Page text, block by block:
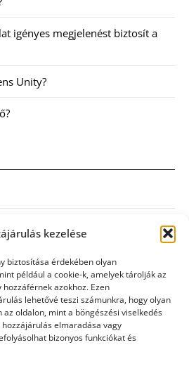
kezelése
biztosítása érdekében olyan
például a cookie-k, amelyek tárolják az
azokhoz. Ezen
lehetővé teszi számunkra, hogy olyan
oldalon, mint a böngészési viselkedés
elmaradása vagy
bizonyos funkciókat és
igényes megjelenést biztosít a
Unity?